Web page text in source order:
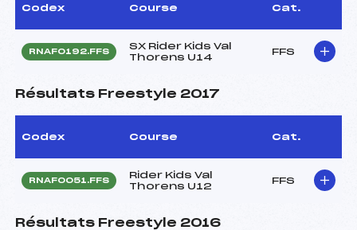
Codex Course Cat.
RNAF0192.FFS
SX Rider Kids Val
Thorens U14
FFS
Résultats Freestyle 2017
Codex Course Cat.
RNAF0051.FFS
Rider Kids Val
Thorens U12
FFS
Résultats Freestyle 2016